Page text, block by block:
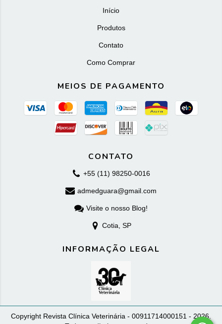
Início
Produtos
Contato
Como Comprar
MEIOS DE PAGAMENTO
CONTATO
+55 (11) 98250-0016
admedguara@gmail.com
Visite o nosso Blog!
Cotia, SP
INFORMAÇÃO LEGAL
Copyright Revista Clínica Veterinária - 00911714000151 - 2026.